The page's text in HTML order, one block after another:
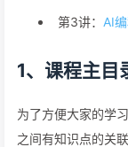
第3讲： AI
1、课程主目
为了方便大家的学
之间有知识点的关联